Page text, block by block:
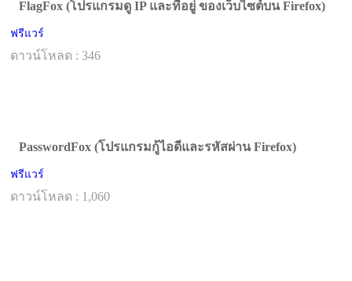
FlagFox (โปรแกรมดู IP และที่อยู่ ของเว็บไซต์บน Firefox)
ฟรีแวร์
ดาวน์โหลด : 346
PasswordFox (โปรแกรมกู้ไอดีและรหัสผ่าน Firefox)
ฟรีแวร์
ดาวน์โหลด : 1,060